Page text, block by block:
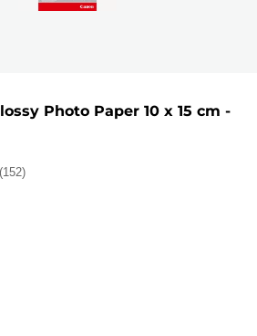
Photo Paper 10 x 15 cm -
(152)